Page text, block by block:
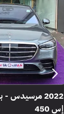
2022 مرسيدس -
إس 450